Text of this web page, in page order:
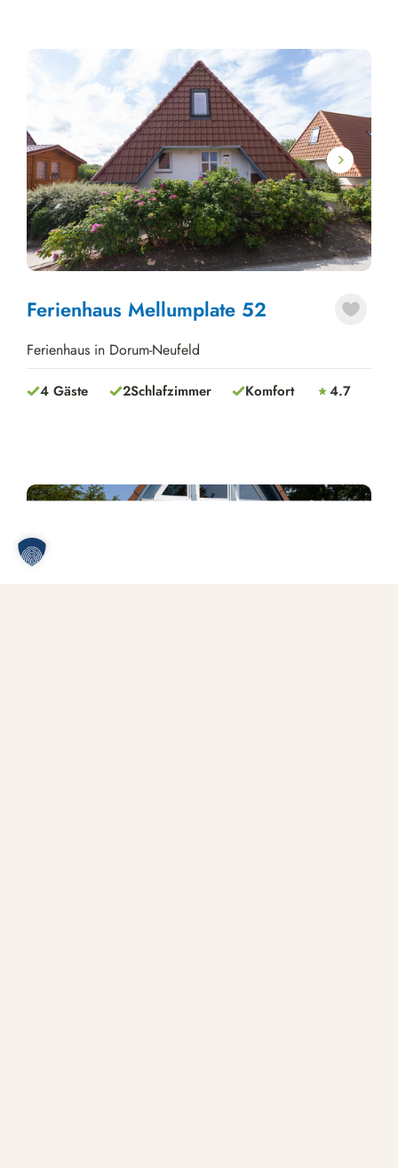
Next
Ferienhaus Mellumplate 52
Ferienhaus in Dorum-Neufeld
4 Gäste 2Schlafzimmer Komfort 4.7